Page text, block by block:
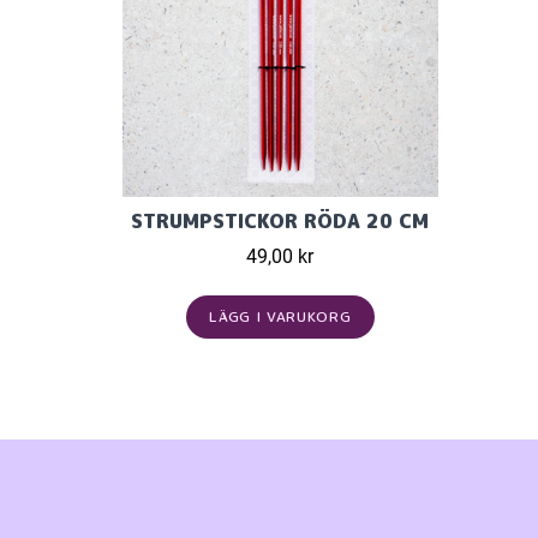
STRUMPSTICKOR RÖDA 20 CM
49,00 kr
LÄGG I VARUKORG